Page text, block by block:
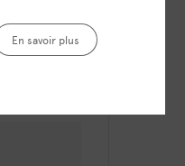
En savoir plus